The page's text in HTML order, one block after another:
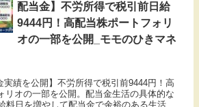
配当金】不労所得で税引前日給
9444円！高配当株ポートフォリ
オの一部を公開_モモのひきマネ
実績を公開】不労所得で税引前9444円！高
リオの一部を公開。配当金生活の具体的な
料日を増やして配当金で余裕のある生活